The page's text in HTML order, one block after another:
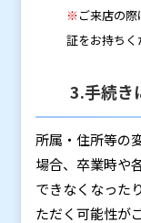
※ ご来店の
証をお持ちく
3.手続き
所属・住所等の
場合、卒業時や
できなくなった
ただく可能性が